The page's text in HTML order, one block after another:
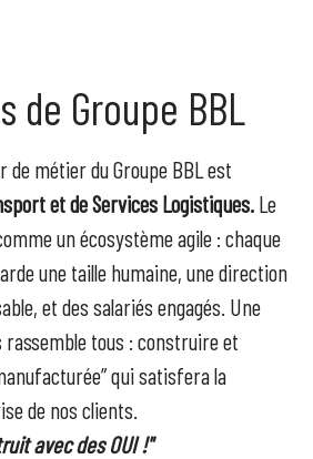
de Groupe BBL
de métier du Groupe BBL est
et de Services Logistiques. Le
un écosystème agile : chaque
une taille humaine, une direction
et des salariés engagés. Une
rassemble tous : construire et
qui satisfera la
de nos clients.
avec des OUI !"